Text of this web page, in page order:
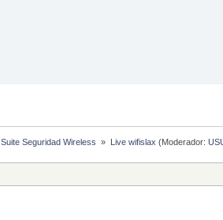
Suite Seguridad Wireless » Live wifislax (Moderador: